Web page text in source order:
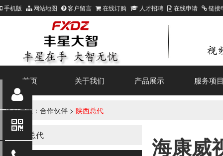
手机版 网站地图 客户留言 在线订购 人才招聘 在线申请 链接
首页 关于我们 产品展示 服务项
当前位置： 合作伙伴 > 陕西总代
陕西总代
海康威